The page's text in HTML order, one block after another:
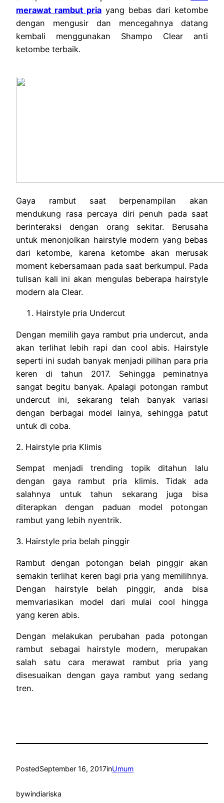
merawat rambut pria yang bebas dari ketombe
dengan mengusir dan mencegahnya datang
kembali menggunakan Shampo Clear anti
ketombe terbaik.
Gaya rambut saat berpenampilan akan
mendukung rasa percaya diri penuh pada saat
berinteraksi dengan orang sekitar. Berusaha
untuk menonjolkan hairstyle modern yang bebas
dari ketombe, karena ketombe akan merusak
moment kebersamaan pada saat berkumpul. Pada
tulisan kali ini akan mengulas beberapa hairstyle
modern ala Clear.
Hairstyle pria Undercut
Dengan memilih gaya rambut pria undercut, anda
akan terlihat lebih rapi dan cool abis. Hairstyle
seperti ini sudah banyak menjadi pilihan para pria
keren di tahun 2017. Sehingga peminatnya
sangat begitu banyak. Apalagi potongan rambut
undercut ini, sekarang telah banyak variasi
dengan berbagai model lainya, sehingga patut
untuk di coba.
2. Hairstyle pria Klimis
Sempat menjadi trending topik ditahun lalu
dengan gaya rambut pria klimis. Tidak ada
salahnya untuk tahun sekarang juga bisa
diterapkan dengan paduan model potongan
rambut yang lebih nyentrik.
3. Hairstyle pria belah pinggir
Rambut dengan potongan belah pinggir akan
semakin terlihat keren bagi pria yang memilihnya.
Dengan hairstyle belah pinggir, anda bisa
memvariasikan model dari mulai cool hingga
yang keren abis.
Dengan melakukan perubahan pada potongan
rambut sebagai hairstyle modern, merupakan
salah satu cara merawat rambut pria yang
disesuaikan dengan gaya rambut yang sedang
tren.
PostedSeptember 16, 2017inUmum
bywindiariska